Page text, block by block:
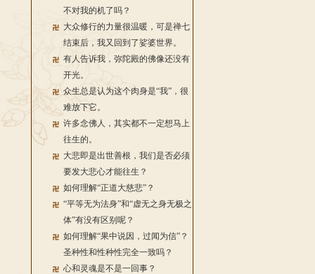
不对我的机了吗？
大众修行的力量很温暖，可是禅七
结束后，我又回到了娑婆世界。
有人告诉我，弥陀殿的佛像还没有
开光。
众生总是认为这个肉身是“我”，很
难放下它。
许多念佛人，其实都不一定想马上
往生的。
大悲即是出世善根，我们是否必须
要发大悲心才能往生？
如何理解“正道大慈悲”？
“平等无为法身”和“虚无之身无极之
体”有没有区别呢？
如何理解“果中说因，过闻为信”？
圣种性和性种性完全一致吗？
心和灵魂是不是一回事？